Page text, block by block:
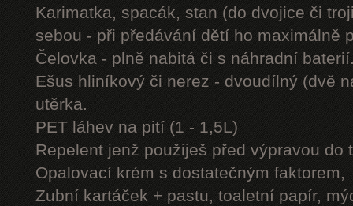
Karimatka, spacák, stan (do dvojice či
sebou - při předávání dětí ho maximálně
Čelovka - plně nabitá či s náhradní
Ešus hliníkový či nerez - dvoudílný (dvě
utěrka.
PET láhev na pití (1 - 1,5L)
Repelent jenž použiješ před výpravou do
Opalovací krém s dostatečným faktorem,
Zubní kartáček + pastu, toaletní papír,